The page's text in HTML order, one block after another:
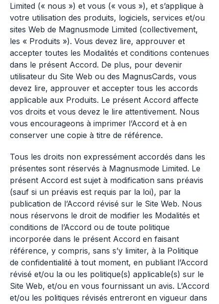
Limited (« nous ») et vous (« vous »), et s’applique à
votre utilisation des produits, logiciels, services et/ou
sites Web de Magnusmode Limited (collectivement,
les « Produits »). Vous devez lire, approuver et
accepter toutes les Modalités et conditions contenues
dans le présent Accord. De plus, pour devenir
utilisateur du Site Web ou des MagnusCards, vous
devez lire, approuver et accepter tous les accords
applicable aux Produits. Le présent Accord affecte
vos droits et vous devez le lire attentivement. Nous
vous encourageons à imprimer l’Accord et à en
conserver une copie à titre de référence.
Tous les droits non expressément accordés dans les
présentes sont réservés à Magnusmode Limited. Le
présent Accord est sujet à modification sans préavis
(sauf si un préavis est requis par la loi), par la
publication de l’Accord révisé sur le Site Web. Nous
nous réservons le droit de modifier les Modalités et
conditions de l’Accord ou de toute politique
incorporée dans le présent Accord en faisant
référence, y compris, sans s’y limiter, à la Politique
de confidentialité à tout moment, en publiant l’Accord
révisé et/ou la ou les politique(s) applicable(s) sur le
Site Web, et/ou en vous fournissant un avis. L’Accord
et/ou les politiques révisés entreront en vigueur dans